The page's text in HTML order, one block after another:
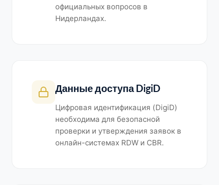
официальных вопросов в
Нидерландах.
Данные доступа DigiD
Цифровая идентификация (DigiD)
необходима для безопасной
проверки и утверждения заявок в
онлайн-системах RDW и CBR.